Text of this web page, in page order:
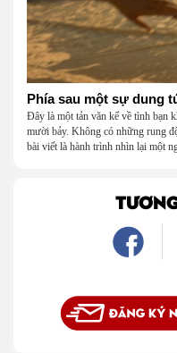
Phía sau một sự dung
Đây là một tản văn kể về tình bạn
mười bảy. Không có những rung
bài viết là hành trình nhìn lại một
là một mối tình, mà là một người